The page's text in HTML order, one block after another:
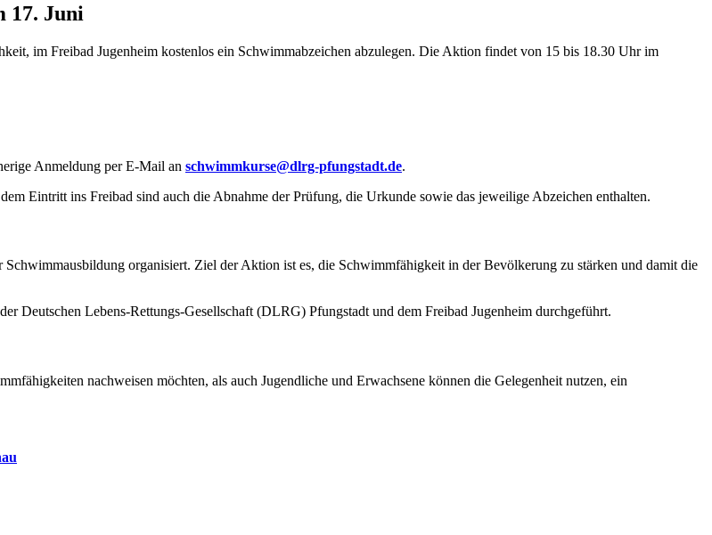
17. Juni
im Freibad Jugenheim kostenlos ein Schwimmabzeichen abzulegen. Die Aktion findet von 15 bis 18.30 Uhr im
Anmeldung per E-Mail an schwimmkurse@dlrg-pfungstadt.de.
Eintritt ins Freibad sind auch die Abnahme der Prüfung, die Urkunde sowie das jeweilige Abzeichen enthalten.
organisiert. Ziel der Aktion ist es, die Schwimmfähigkeit in der Bevölkerung zu stärken und damit die
Deutschen Lebens-Rettungs-Gesellschaft (DLRG) Pfungstadt und dem Freibad Jugenheim durchgeführt.
nachweisen möchten, als auch Jugendliche und Erwachsene können die Gelegenheit nutzen, ein